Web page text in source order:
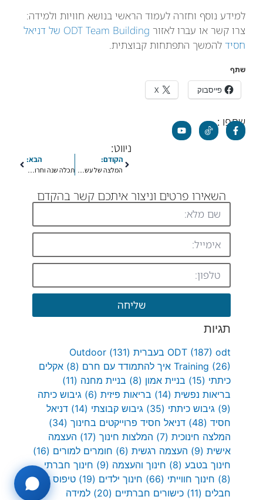
למידע נוסף וחזרה לעמוד הראשי בנושא חוויות ולמידה:
צרו קשר או עברו לאזור
ODT Team Building של דניאל
חסיד להמשך התפתחות קבוצתית.
שתף
פייסבוק X
שתפו :
ניווט:
הקודם: הבא:
השאירו פרטים וניצור איתכם קשר בהקדם
שליחה
תגיות
ODT (187) odt בעברית (131)
Outdoor
Training (26) איך להתמודד עם חרם (8)
אקלים
כיתתי (15) בניית אמון (8) בניית מחנה (11)
בריאות נפשית (14) בריאות פיזית (6)
גיבוש כיתה
(9)
גיבוש כיתתי (35) גיבוש קבוצתי (14)
דניאל
חסיד (48) דניאל חסיד פרוייקטים בחינוך (34)
המלצה חינוכית (7) המלצות חינוך (17)
העצמה
אישית (9) העצמה רגשית (6) חומרים למורים (16)
חינוך בטבע (8) חינוך והעצמה (9)
חינוך חברתי
(8)
חינוך חווייתי (66) חינוך ילדים (19)
טיפוס על
חבלים (11) כישורים חברתיים (20)
למידה